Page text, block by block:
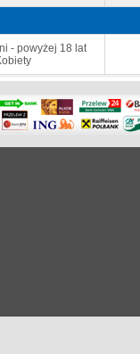
- powyżej 18 lat